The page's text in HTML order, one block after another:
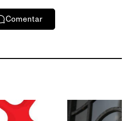
Comentar